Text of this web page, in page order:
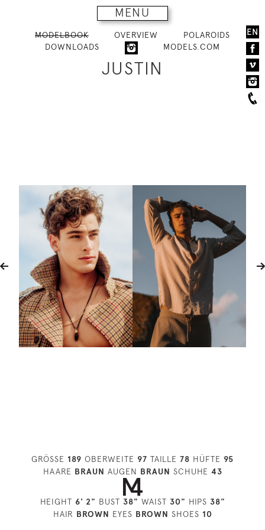
MENU
EN
MODELBOOK OVERVIEW
POLAROIDS
DOWNLOADS
MODELS.COM
JUSTIN
GRÖSSE 189 OBERWEITE 97 TAILLE 78 HÜFTE 95
HAARE BRAUN AUGEN BRAUN SCHUHE 43
HEIGHT 6' 2" BUST 38" WAIST 30" HIPS 38"
HAIR BROWN EYES BROWN SHOES 10